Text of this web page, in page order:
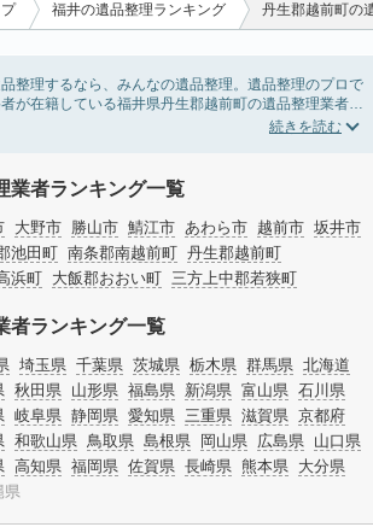
福井の遺品整理ランキング 丹生郡越前町の
整理するなら、みんなの遺品整理。遺品整理のプロで
が在籍している福井県丹生郡越前町の遺品整理業者が
分を即日対応してくれる実家の片付け業者や遺品整理
用し検索してみましょう。
遺品整理をはじめる時期などお役立ち情報も豊富なの
さい。
業者ランキング一覧
大野市 勝山市 鯖江市 あわら市 越前市 坂井市
池田町 南条郡南越前町 丹生郡越前町
浜町 大飯郡おおい町 三方上中郡若狭町
者ランキング一覧
埼玉県 千葉県 茨城県 栃木県 群馬県 北海道
秋田県 山形県 福島県 新潟県 富山県 石川県
岐阜県 静岡県 愛知県 三重県 滋賀県 京都府
和歌山県 鳥取県 島根県 岡山県 広島県 山口県
高知県 福岡県 佐賀県 長崎県 熊本県 大分県
県